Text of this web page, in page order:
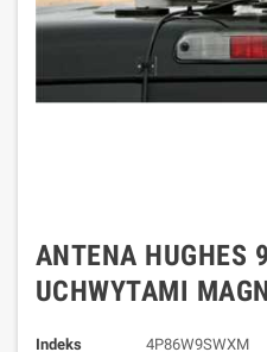
ANTENA HUGHES
UCHWYTAMI
Indeks 4P86W9SWXM